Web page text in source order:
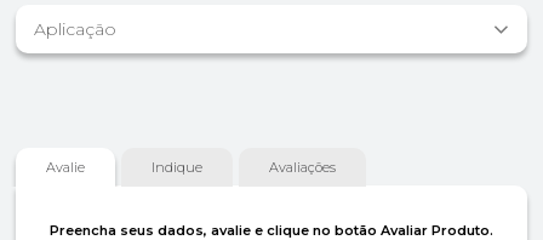
Aplicação
Avalie Indique Avaliações
Preencha seus dados, avalie e clique no botão Avaliar Produto.